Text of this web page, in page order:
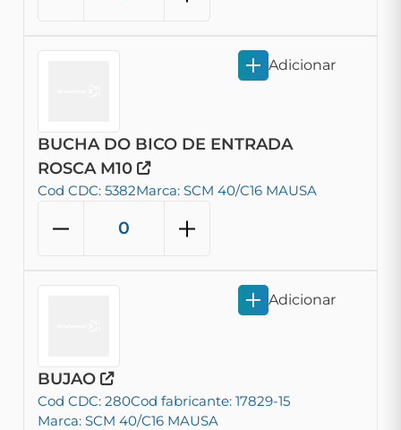
BUCHA DO BICO DE ENTRADA
ROSCA M10
Cod CDC: 5382Marca: SCM 40/C16 MAUSA
Adicionar
BUJAO
Cod CDC: 280Cod fabricante: 17829-15
Marca: SCM 40/C16 MAUSA
Adicionar